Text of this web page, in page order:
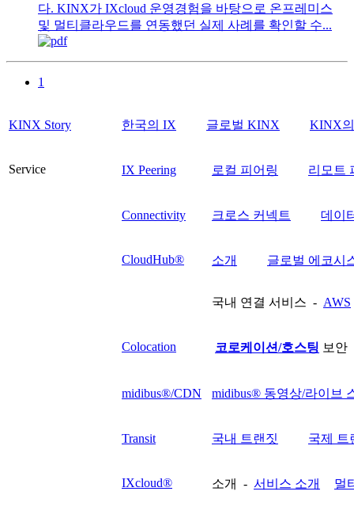
다. KINX가 IXcloud 운영경험을 바탕으로 온프레미스
및 멀티클라우드를 연동했던 실제 사례를 확인할 수...
1
KINX Story 한국의 IX 글로벌 KINX KINX
Service IX Peering 로컬 피어링 리모트
Connectivity 크로스 커넥트 데이
CloudHub® 소개 글로벌 에코시
국내 연결 서비스 - AWS
Colocation 코로케이션/호스팅 보
midibus®/CDN midibus® 동영상/라이브
Transit 국내 트랜짓 국제 트
IXcloud® 소개 - 서비스 소개 멀